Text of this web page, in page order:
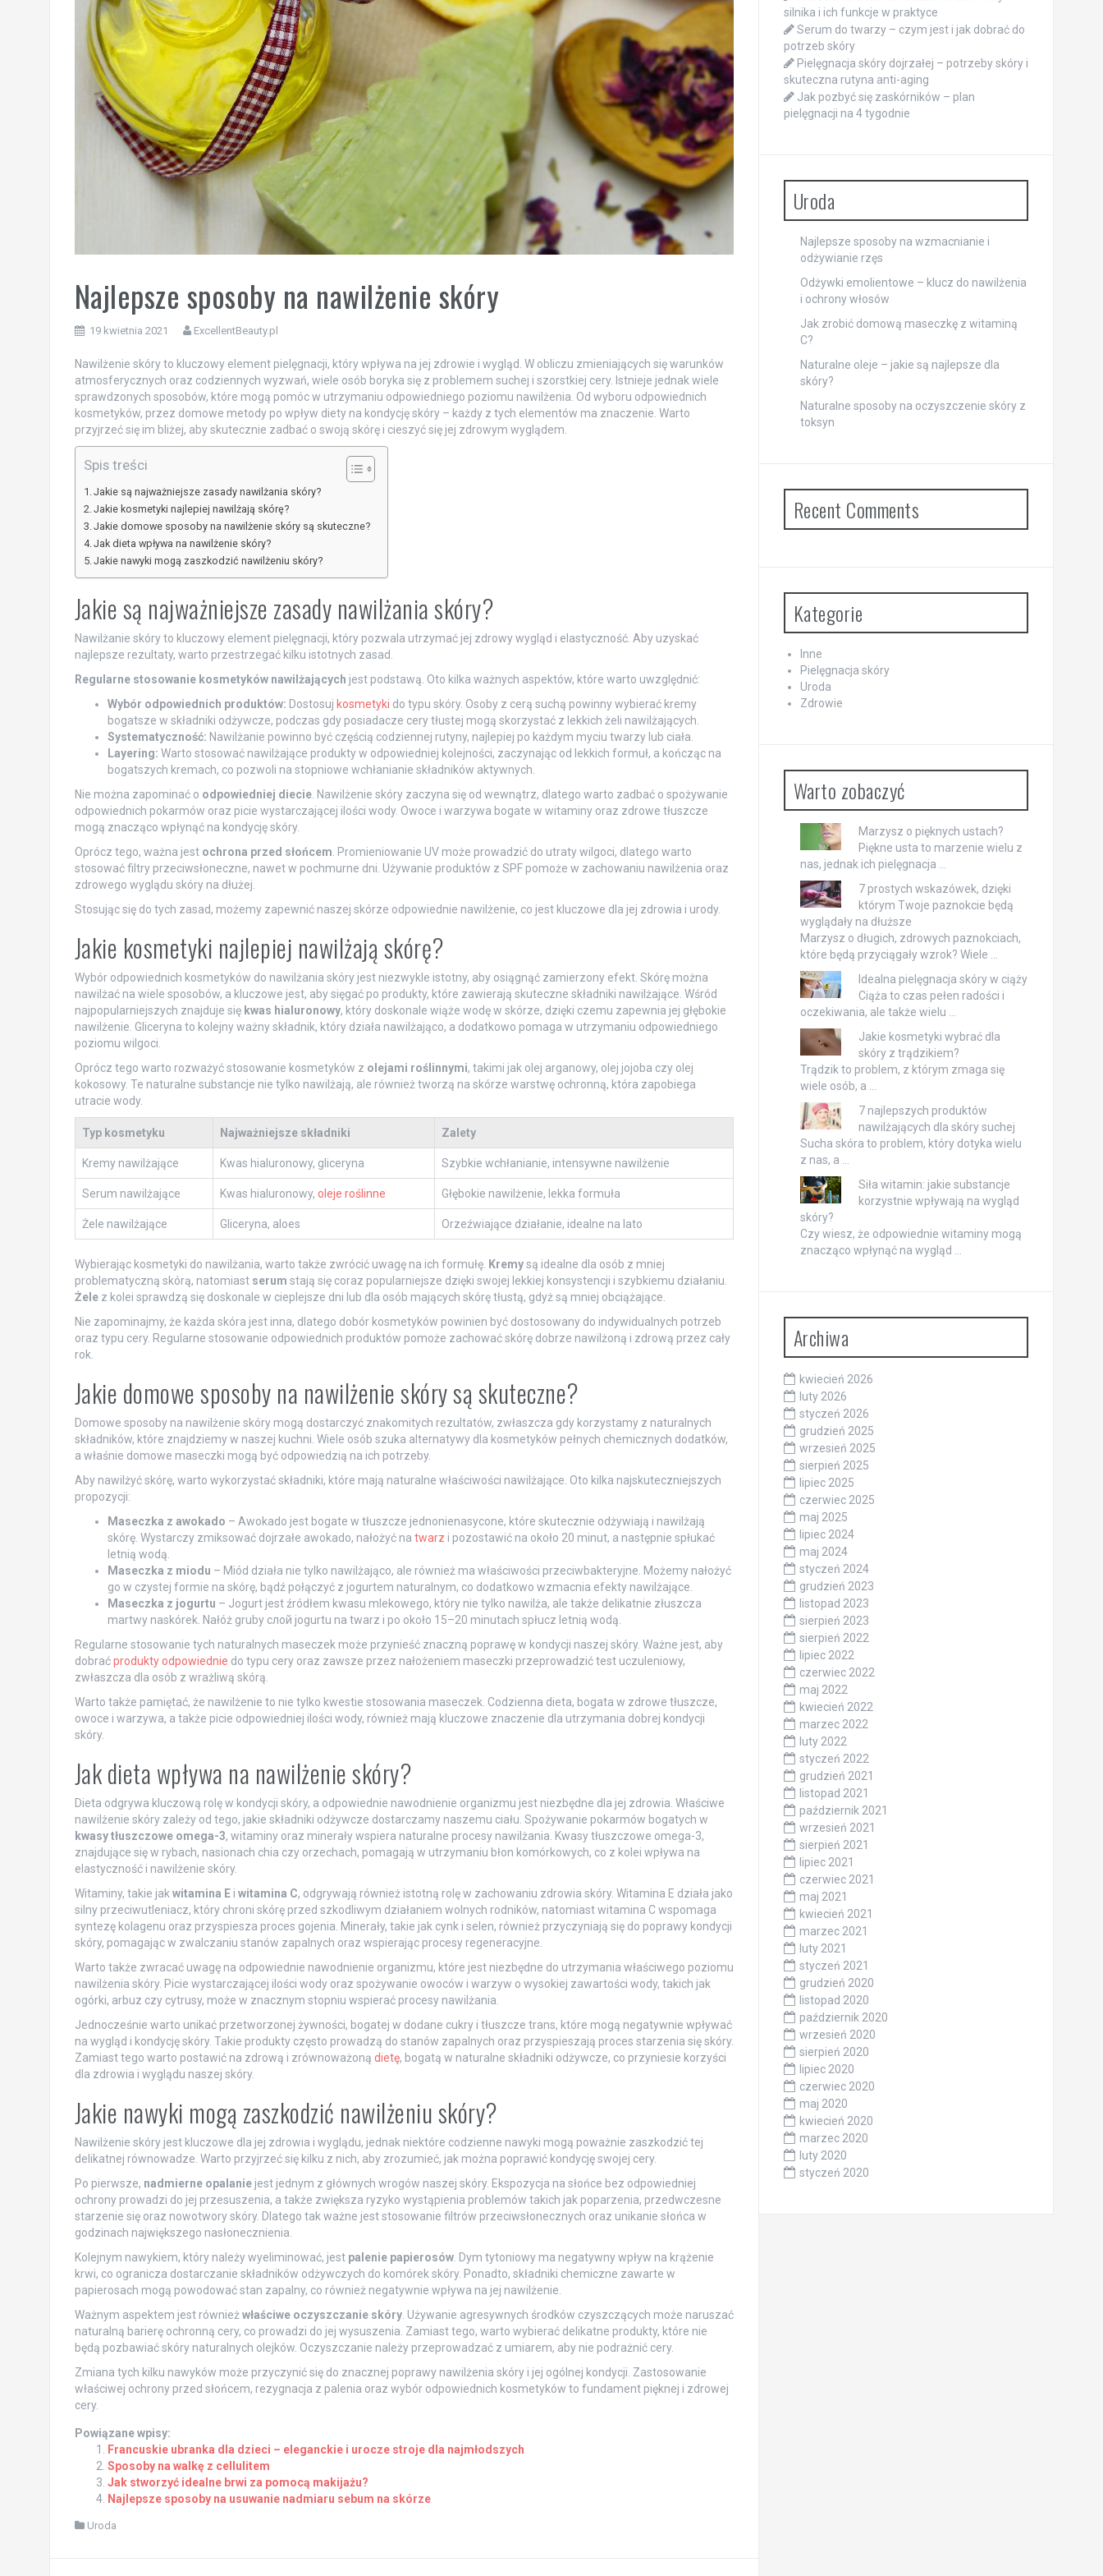
Najlepsze sposoby na nawilżenie skóry
19 kwietnia 2021 ExcellentBeauty.pl
Nawilżenie skóry to kluczowy element pielęgnacji, który wpływa na jej zdrowie i wygląd. W obliczu zmieniających się warunków
atmosferycznych oraz codziennych wyzwań, wiele osób boryka się z problemem suchej i szorstkiej cery. Istnieje jednak wiele
sprawdzonych sposobów, które mogą pomóc w utrzymaniu odpowiedniego poziomu nawilżenia. Od wyboru odpowiednich
kosmetyków, przez domowe metody po wpływ diety na kondycję skóry – każdy z tych elementów ma znaczenie. Warto
przyjrzeć się im bliżej, aby skutecznie zadbać o swoją skórę i cieszyć się jej zdrowym wyglądem.
Spis treści
Jakie są najważniejsze zasady nawilżania skóry?
Jakie kosmetyki najlepiej nawilżają skórę?
Jakie domowe sposoby na nawilżenie skóry są skuteczne?
Jak dieta wpływa na nawilżenie skóry?
Jakie nawyki mogą zaszkodzić nawilżeniu skóry?
Jakie są najważniejsze zasady nawilżania skóry?
Nawilżanie skóry to kluczowy element pielęgnacji, który pozwala utrzymać jej zdrowy wygląd i elastyczność. Aby uzyskać
najlepsze rezultaty, warto przestrzegać kilku istotnych zasad.
Regularne stosowanie kosmetyków nawilżających jest podstawą. Oto kilka ważnych aspektów, które warto uwzględnić:
Wybór odpowiednich produktów: Dostosuj kosmetyki do typu skóry. Osoby z cerą suchą powinny wybierać kremy
bogatsze w składniki odżywcze, podczas gdy posiadacze cery tłustej mogą skorzystać z lekkich żeli nawilżających.
Systematyczność: Nawilżanie powinno być częścią codziennej rutyny, najlepiej po każdym myciu twarzy lub ciała.
Layering: Warto stosować nawilżające produkty w odpowiedniej kolejności, zaczynając od lekkich formuł, a kończąc na
bogatszych kremach, co pozwoli na stopniowe wchłanianie składników aktywnych.
Nie można zapominać o odpowiedniej diecie. Nawilżenie skóry zaczyna się od wewnątrz, dlatego warto zadbać o spożywanie
odpowiednich pokarmów oraz picie wystarczającej ilości wody. Owoce i warzywa bogate w witaminy oraz zdrowe tłuszcze
mogą znacząco wpłynąć na kondycję skóry.
Oprócz tego, ważna jest ochrona przed słońcem. Promieniowanie UV może prowadzić do utraty wilgoci, dlatego warto
stosować filtry przeciwsłoneczne, nawet w pochmurne dni. Używanie produktów z SPF pomoże w zachowaniu nawilżenia oraz
zdrowego wyglądu skóry na dłużej.
Stosując się do tych zasad, możemy zapewnić naszej skórze odpowiednie nawilżenie, co jest kluczowe dla jej zdrowia i urody.
Jakie kosmetyki najlepiej nawilżają skórę?
Wybór odpowiednich kosmetyków do nawilżania skóry jest niezwykle istotny, aby osiągnąć zamierzony efekt. Skórę można
nawilżać na wiele sposobów, a kluczowe jest, aby sięgać po produkty, które zawierają skuteczne składniki nawilżające. Wśród
najpopularniejszych znajduje się kwas hialuronowy, który doskonale wiąże wodę w skórze, dzięki czemu zapewnia jej głębokie
nawilżenie. Gliceryna to kolejny ważny składnik, który działa nawilżająco, a dodatkowo pomaga w utrzymaniu odpowiedniego
poziomu wilgoci.
Oprócz tego warto rozważyć stosowanie kosmetyków z olejami roślinnymi, takimi jak olej arganowy, olej jojoba czy olej
kokosowy. Te naturalne substancje nie tylko nawilżają, ale również tworzą na skórze warstwę ochronną, która zapobiega
utracie wody.
Typ kosmetyku Najważniejsze składniki Zalety
Kremy nawilżające Kwas hialuronowy, gliceryna Szybkie wchłanianie, intensywne nawilżenie
Serum nawilżające Kwas hialuronowy, oleje roślinne Głębokie nawilżenie, lekka formuła
Żele nawilżające Gliceryna, aloes Orzeźwiające działanie, idealne na lato
Wybierając kosmetyki do nawilżania, warto także zwrócić uwagę na ich formułę. Kremysą idealne dla osób z mniej
problematyczną skórą, natomiast serum stają się coraz popularniejsze dzięki swojej lekkiej konsystencji i szybkiemu działaniu.
Żelez kolei sprawdzą się doskonale w cieplejsze dni lub dla osób mających skórę tłustą, gdyż są mniej obciążające.
Nie zapominajmy, że każda skóra jest inna, dlatego dobór kosmetyków powinien być dostosowany do indywidualnych potrzeb
oraz typu cery. Regularne stosowanie odpowiednich produktów pomoże zachować skórę dobrze nawilżoną i zdrową przez cały
rok.
Jakie domowe sposoby na nawilżenie skóry są skuteczne?
Domowe sposoby na nawilżenie skóry mogą dostarczyć znakomitych rezultatów, zwłaszcza gdy korzystamy z naturalnych
składników, które znajdziemy w naszej kuchni. Wiele osób szuka alternatywy dla kosmetyków pełnych chemicznych dodatków,
a właśnie domowe maseczki mogą być odpowiedzią na ich potrzeby.
Aby nawilżyć skórę, warto wykorzystać składniki, które mają naturalne właściwości nawilżające. Oto kilka najskuteczniejszych
propozycji:
Maseczka z awokado – Awokado jest bogate w tłuszcze jednonienasycone, które skutecznie odżywiają i nawilżają
skórę. Wystarczy zmiksować dojrzałe awokado, nałożyć na twarz i pozostawić na około 20 minut, a następnie spłukać
letnią wodą.
Maseczka z miodu – Miód działa nie tylko nawilżająco, ale również ma właściwości przeciwbakteryjne. Możemy nałożyć
go w czystej formie na skórę, bądź połączyć z jogurtem naturalnym, co dodatkowo wzmacnia efekty nawilżające.
Maseczka z jogurtu – Jogurt jest źródłem kwasu mlekowego, który nie tylko nawilża, ale także delikatnie złuszcza
martwy naskórek. Nałóż gruby слой jogurtu na twarz i po około 15–20 minutach spłucz letnią wodą.
Regularne stosowanie tych naturalnych maseczek może przynieść znaczną poprawę w kondycji naszej skóry. Ważne jest, aby
dobraćprodukty odpowiednie do typu cery oraz zawsze przez nałożeniem maseczki przeprowadzić test uczuleniowy,
zwłaszcza dla osób z wrażliwą skórą.
Warto także pamiętać, że nawilżenie to nie tylko kwestie stosowania maseczek. Codzienna dieta, bogata w zdrowe tłuszcze,
owoce i warzywa, a także picie odpowiedniej ilości wody, również mają kluczowe znaczenie dla utrzymania dobrej kondycji
skóry.
Jak dieta wpływa na nawilżenie skóry?
Dieta odgrywa kluczową rolę w kondycji skóry, a odpowiednie nawodnienie organizmu jest niezbędne dla jej zdrowia. Właściwe
nawilżenie skóry zależy od tego, jakie składniki odżywcze dostarczamy naszemu ciału. Spożywanie pokarmów bogatych w
kwasy tłuszczowe omega-3, witaminy oraz minerały wspiera naturalne procesy nawilżania. Kwasy tłuszczowe omega-3,
znajdujące się w rybach, nasionach chia czy orzechach, pomagają w utrzymaniu błon komórkowych, co z kolei wpływa na
elastyczność i nawilżenie skóry.
Witaminy, takie jakwitamina Ei witamina C, odgrywają również istotną rolę w zachowaniu zdrowia skóry. Witamina E działa jako
silny przeciwutleniacz, który chroni skórę przed szkodliwym działaniem wolnych rodników, natomiast witamina C wspomaga
syntezę kolagenu oraz przyspiesza proces gojenia. Minerały, takie jak cynk i selen, również przyczyniają się do poprawy kondycji
skóry, pomagając w zwalczaniu stanów zapalnych oraz wspierając procesy regeneracyjne.
Warto także zwracać uwagę na odpowiednie nawodnienie organizmu, które jest niezbędne do utrzymania właściwego poziomu
nawilżenia skóry. Picie wystarczającej ilości wody oraz spożywanie owoców i warzyw o wysokiej zawartości wody, takich jak
ogórki, arbuz czy cytrusy, może w znacznym stopniu wspierać procesy nawilżania.
Jednocześnie warto unikać przetworzonej żywności, bogatej w dodane cukry i tłuszcze trans, które mogą negatywnie wpływać
na wygląd i kondycję skóry. Takie produkty często prowadzą do stanów zapalnych oraz przyspieszają proces starzenia się skóry.
Zamiast tego warto postawić na zdrową i zrównoważoną dietę, bogatą w naturalne składniki odżywcze, co przyniesie korzyści
dla zdrowia i wyglądu naszej skóry.
Jakie nawyki mogą zaszkodzić nawilżeniu skóry?
Nawilżenie skóry jest kluczowe dla jej zdrowia i wyglądu, jednak niektóre codzienne nawyki mogą poważnie zaszkodzić tej
delikatnej równowadze. Warto przyjrzeć się kilku z nich, aby zrozumieć, jak można poprawić kondycję swojej cery.
Po pierwsze, nadmierne opalaniejest jednym z głównych wrogów naszej skóry. Ekspozycja na słońce bez odpowiedniej
ochrony prowadzi do jej przesuszenia, a także zwiększa ryzyko wystąpienia problemów takich jak poparzenia, przedwczesne
starzenie się oraz nowotwory skóry. Dlatego tak ważne jest stosowanie filtrów przeciwsłonecznych oraz unikanie słońca w
godzinach największego nasłonecznienia.
Kolejnym nawykiem, który należy wyeliminować, jest palenie papierosów. Dym tytoniowy ma negatywny wpływ na krążenie
krwi, co ogranicza dostarczanie składników odżywczych do komórek skóry. Ponadto, składniki chemiczne zawarte w
papierosach mogą powodować stan zapalny, co również negatywnie wpływa na jej nawilżenie.
Ważnym aspektem jest równieżwłaściwe oczyszczanie skóry. Używanie agresywnych środków czyszczących może naruszać
naturalną barierę ochronną cery, co prowadzi do jej wysuszenia. Zamiast tego, warto wybierać delikatne produkty, które nie
będą pozbawiać skóry naturalnych olejków. Oczyszczanie należy przeprowadzać z umiarem, aby nie podrażnić cery.
Zmiana tych kilku nawyków może przyczynić się do znacznej poprawy nawilżenia skóry i jej ogólnej kondycji. Zastosowanie
właściwej ochrony przed słońcem, rezygnacja z palenia oraz wybór odpowiednich kosmetyków to fundament pięknej i zdrowej
cery.
Powiązane wpisy:
Francuskie ubranka dla dzieci – eleganckie i urocze stroje dla najmłodszych
Sposoby na walkę z cellulitem
Jak stworzyć idealne brwi za pomocą makijażu?
Najlepsze sposoby na usuwanie nadmiaru sebum na skórze
Uroda
silnika i ich funkcje w praktyce
Serum do twarzy – czym jest i jak dobrać do
potrzeb skóry
Pielęgnacja skóry dojrzałej – potrzeby skóry i
skuteczna rutyna anti-aging
Jak pozbyć się zaskórników – plan
pielęgnacji na 4 tygodnie
Uroda
Najlepsze sposoby na wzmacnianie i
odżywianie rzęs
Odżywki emolientowe – klucz do nawilżenia
i ochrony włosów
Jak zrobić domową maseczkę z witaminą
C?
Naturalne oleje – jakie są najlepsze dla
skóry?
Naturalne sposoby na oczyszczenie skóry z
toksyn
Recent Comments
Kategorie
Inne
Pielęgnacja skóry
Uroda
Zdrowie
Warto zobaczyć
Marzysz o pięknych ustach?
Piękne usta to marzenie wielu z
nas, jednak ich pielęgnacja …
7 prostych wskazówek, dzięki
którym Twoje paznokcie będą
wyglądały na dłuższe
Marzysz o długich, zdrowych paznokciach,
które będą przyciągały wzrok? Wiele …
Idealna pielęgnacja skóry w ciąży
Ciąża to czas pełen radości i
oczekiwania, ale także wielu …
Jakie kosmetyki wybrać dla
skóry z trądzikiem?
Trądzik to problem, z którym zmaga się
wiele osób, a …
7 najlepszych produktów
nawilżających dla skóry suchej
Sucha skóra to problem, który dotyka wielu
z nas, a …
Siła witamin: jakie substancje
korzystnie wpływają na wygląd
skóry?
Czy wiesz, że odpowiednie witaminy mogą
znacząco wpłynąć na wygląd …
Archiwa
kwiecień 2026
luty 2026
styczeń 2026
grudzień 2025
wrzesień 2025
sierpień 2025
lipiec 2025
czerwiec 2025
maj 2025
lipiec 2024
maj 2024
styczeń 2024
grudzień 2023
listopad 2023
sierpień 2023
sierpień 2022
lipiec 2022
czerwiec 2022
maj 2022
kwiecień 2022
marzec 2022
luty 2022
styczeń 2022
grudzień 2021
listopad 2021
październik 2021
wrzesień 2021
sierpień 2021
lipiec 2021
czerwiec 2021
maj 2021
kwiecień 2021
marzec 2021
luty 2021
styczeń 2021
grudzień 2020
listopad 2020
październik 2020
wrzesień 2020
sierpień 2020
lipiec 2020
czerwiec 2020
maj 2020
kwiecień 2020
marzec 2020
luty 2020
styczeń 2020